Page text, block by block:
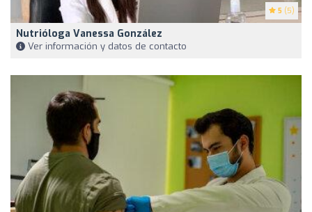
5 (5)
Nutrióloga Vanessa González
Ver información y datos de contacto